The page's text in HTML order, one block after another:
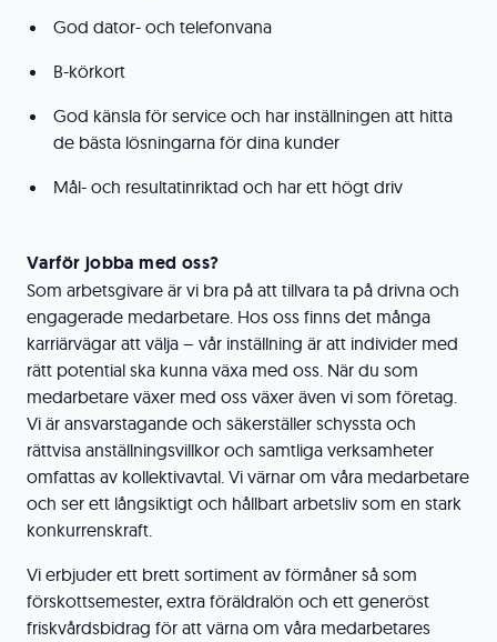
God dator- och telefonvana
B-körkort
God känsla för service och har inställningen att hitta
de bästa lösningarna för dina kunder
Mål- och resultatinriktad och har ett högt driv
Varför jobba med oss?
Som arbetsgivare är vi bra på att tillvara ta på drivna och
engagerade medarbetare. Hos oss finns det många
karriärvägar att välja – vår inställning är att individer med
rätt potential ska kunna växa med oss. När du som
medarbetare växer med oss växer även vi som företag.
Vi är ansvarstagande och säkerställer schyssta och
rättvisa anställningsvillkor och samtliga verksamheter
omfattas av kollektivavtal. Vi värnar om våra medarbetare
och ser ett långsiktigt och hållbart arbetsliv som en stark
konkurrenskraft.
Vi erbjuder ett brett sortiment av förmåner så som
förskottsemester, extra föräldralön och ett generöst
friskvårdsbidrag för att värna om våra medarbetares